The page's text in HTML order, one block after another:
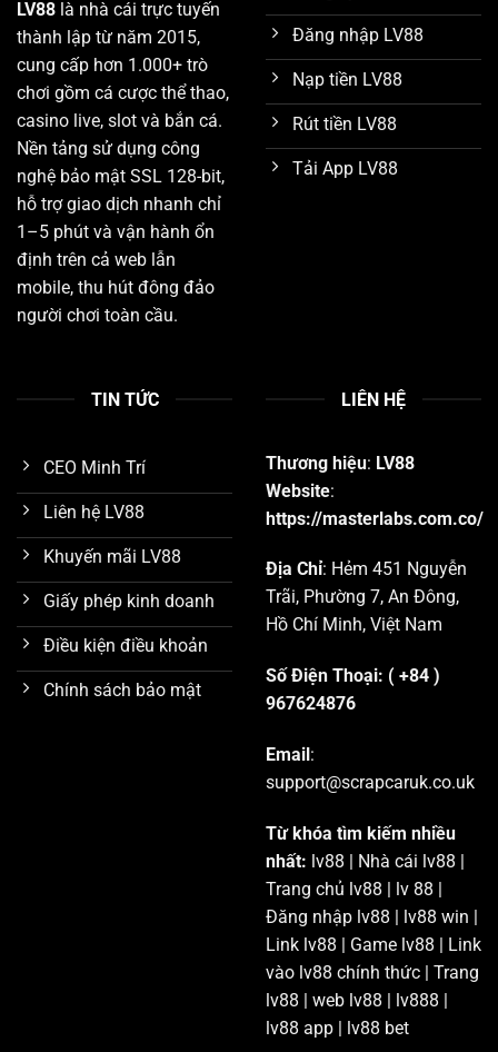
LV88 là nhà cái trực tuyến
thành lập từ năm 2015,
cung cấp hơn 1.000+ trò
chơi gồm cá cược thể thao,
casino live, slot và bắn cá.
Nền tảng sử dụng công
nghệ bảo mật SSL 128-bit,
hỗ trợ giao dịch nhanh chỉ
1–5 phút và vận hành ổn
định trên cả web lẫn
mobile, thu hút đông đảo
người chơi toàn cầu.
Đăng nhập LV88
Nạp tiền LV88
Rút tiền LV88
Tải App LV88
TIN TỨC
CEO Minh Trí
Liên hệ LV88
Khuyến mãi LV88
Giấy phép kinh doanh
Điều kiện điều khoản
Chính sách bảo mật
LIÊN HỆ
Thương hiệu: LV88
Website:
https://masterlabs.com.co/
Địa Chỉ: Hẻm 451 Nguyễn
Trãi, Phường 7, An Đông,
Hồ Chí Minh, Việt Nam
Số Điện Thoại: ( +84 )
967624876
Email:
support@scrapcaruk.co.uk
Từ khóa tìm kiếm nhiều
nhất: lv88 | Nhà cái lv88 |
Trang chủ lv88 | lv 88 |
Đăng nhập lv88 | lv88 win |
Link lv88 | Game lv88 | Link
vào lv88 chính thức | Trang
lv88 | web lv88 | lv888 |
lv88 app | lv88 bet